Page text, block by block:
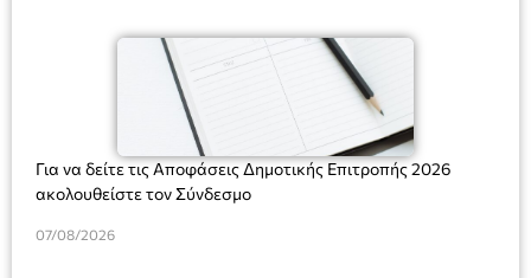
Για να δείτε τις Αποφάσεις Δημοτικής Επιτροπής 2026
ακολουθείστε τον Σύνδεσμο
07/08/2026